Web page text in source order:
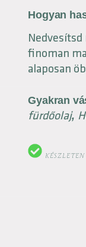
Hogyan
finoman
alaposan
Gyakran
fürdőolaj,
KÉSZLETEN